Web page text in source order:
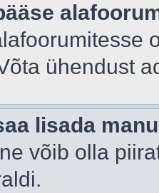
ühendust
lisada
võib olla